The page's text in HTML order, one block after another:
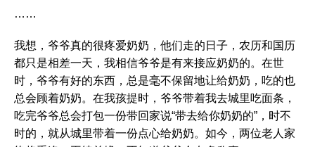
……
我想，爷爷真的很疼爱奶奶，他们走的日子，农历和国历
都只是相差一天，我相信爷爷是有来接应奶奶的。在世
时，爷爷有好的东西，总是毫不保留地让给奶奶，吃的也
总会顾着奶奶。在我孩提时，爷爷带着我去城里吃面条，
吃完爷爷总会打包一份带回家说“带去给你奶奶的”，时不
时的，就从城里带着一份点心给奶奶。如今，两位老人家